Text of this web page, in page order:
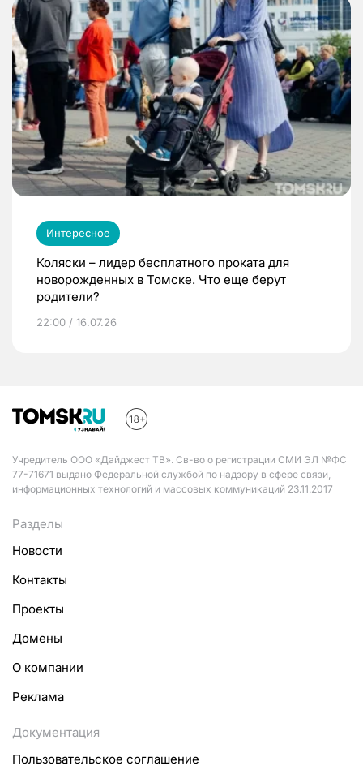
Интересное
Коляски – лидер бесплатного проката для
новорожденных в Томске. Что еще берут
родители?
22:00 / 16.07.26
Учредитель ООО «Дайджест ТВ». Св-во о регистрации СМИ ЭЛ №ФС
77-71671 выдано Федеральной службой по надзору в сфере связи,
информационных технологий и массовых коммуникаций 23.11.2017
Разделы
Новости
Контакты
Проекты
Домены
О компании
Реклама
Документация
Пользовательское соглашение